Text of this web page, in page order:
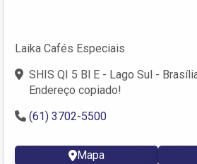
Laika Cafés Especiais
SHIS QI 5 Bl E - Lago Sul -
Endereço copiado!
(61) 3702-5500
Mapa